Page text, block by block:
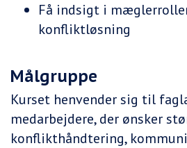
Få indsigt i
konfliktløsning
Målgruppe
Kurset henvender sig til
medarbejdere, der ønsker
konflikthåndtering,